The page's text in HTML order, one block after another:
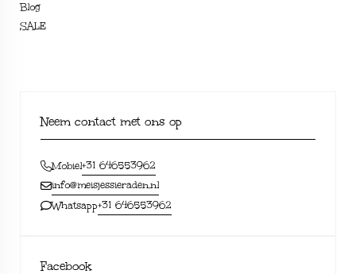
Blog
SALE
Neem contact met ons op
Mobiel+31 646553962
info@meisjessieraden.nl
Whatsapp+31 646553962
Facebook